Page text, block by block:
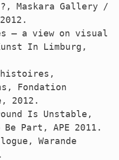
Maskara Gallery /
– a view on visual
In Limburg,
histoires,
Fondation
2012.
Is Unstable,
Be Part, APE 2011.
Warande